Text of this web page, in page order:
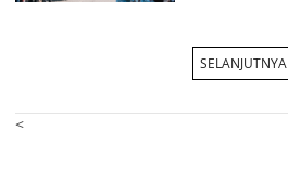
SELANJUTNYA
<